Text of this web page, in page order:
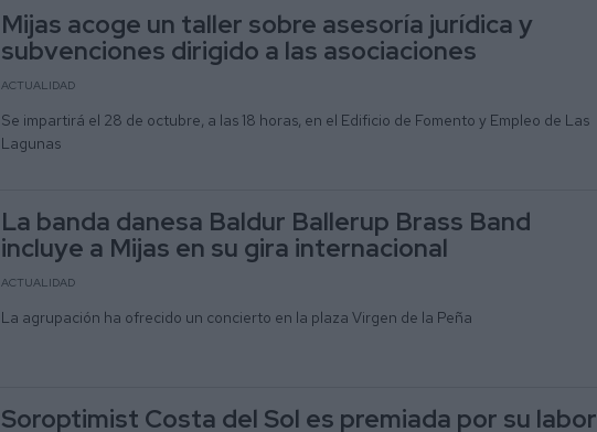
Mijas acoge un taller sobre asesoría jurídica y
subvenciones dirigido a las asociaciones
ACTUALIDAD
Se impartirá el 28 de octubre, a las 18 horas, en el Edificio de Fomento y Empleo de Las
Lagunas
La banda danesa Baldur Ballerup Brass Band
incluye a Mijas en su gira internacional
ACTUALIDAD
La agrupación ha ofrecido un concierto en la plaza Virgen de la Peña
Soroptimist Costa del Sol es premiada por su labor